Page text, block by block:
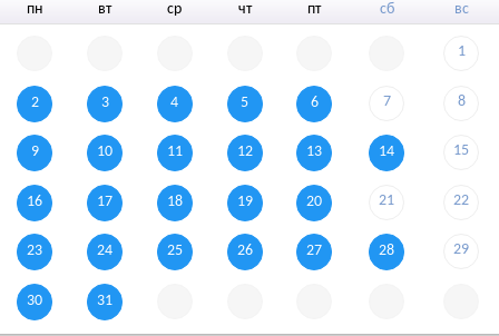
пн вт ср чт пт сб вс
1
2 3 4 5 6 7 8
9 10 11 12 13 14 15
16 17 18 19 20 21 22
23 24 25 26 27 28 29
30 31